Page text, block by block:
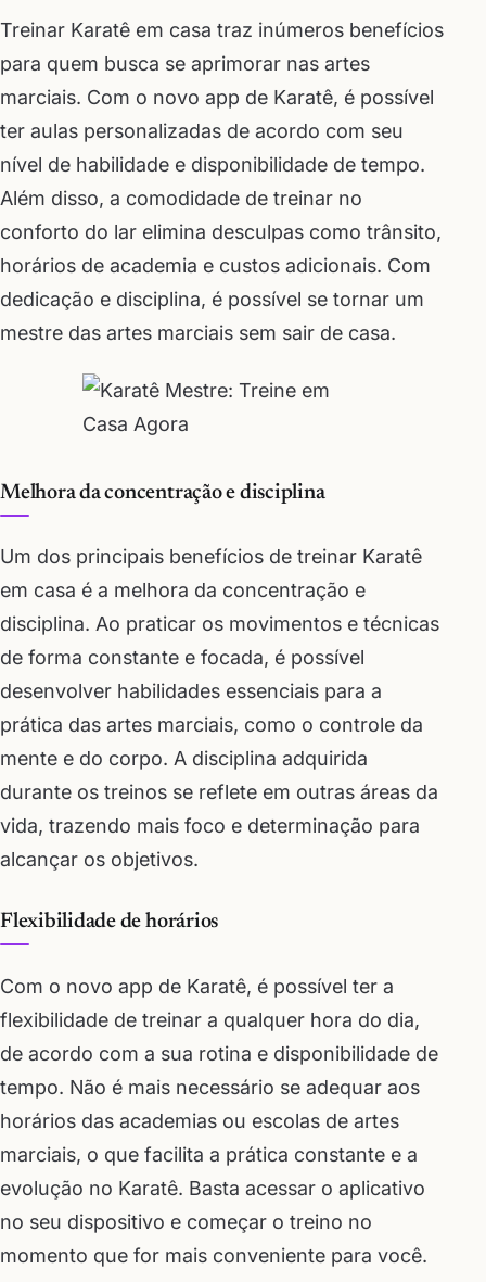
Treinar Karatê em casa traz inúmeros benefícios
para quem busca se aprimorar nas artes
marciais. Com o novo app de Karatê, é possível
ter aulas personalizadas de acordo com seu
nível de habilidade e disponibilidade de tempo.
Além disso, a comodidade de treinar no
conforto do lar elimina desculpas como trânsito,
horários de academia e custos adicionais. Com
dedicação e disciplina, é possível se tornar um
mestre das artes marciais sem sair de casa.
Melhora da concentração e disciplina
Um dos principais benefícios de treinar Karatê
em casa é a melhora da concentração e
disciplina. Ao praticar os movimentos e técnicas
de forma constante e focada, é possível
desenvolver habilidades essenciais para a
prática das artes marciais, como o controle da
mente e do corpo. A disciplina adquirida
durante os treinos se reflete em outras áreas da
vida, trazendo mais foco e determinação para
alcançar os objetivos.
Flexibilidade de horários
Com o novo app de Karatê, é possível ter a
flexibilidade de treinar a qualquer hora do dia,
de acordo com a sua rotina e disponibilidade de
tempo. Não é mais necessário se adequar aos
horários das academias ou escolas de artes
marciais, o que facilita a prática constante e a
evolução no Karatê. Basta acessar o aplicativo
no seu dispositivo e começar o treino no
momento que for mais conveniente para você.